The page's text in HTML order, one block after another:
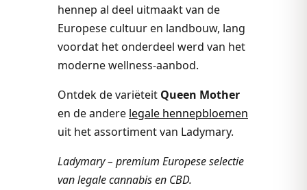
hennep al deel uitmaakt van de
Europese cultuur en landbouw, lang
voordat het onderdeel werd van het
moderne wellness-aanbod.
Ontdek de variëteit Queen Mother
en de andere legale hennepbloemen
uit het assortiment van Ladymary.
Ladymary – premium Europese selectie
van legale cannabis en CBD.